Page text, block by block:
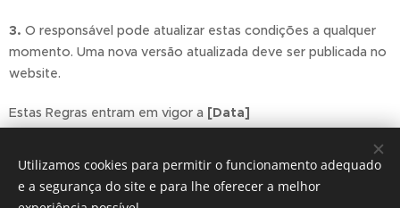
3. O responsável pode atualizar estas condições a qualquer
momento. Uma nova versão atualizada deve ser publicada no
website.
Estas Regras entram em vigor a [Data]
Utilizamos cookies para permitir o funcionamento adequado
e a segurança do site e para lhe oferecer a melhor